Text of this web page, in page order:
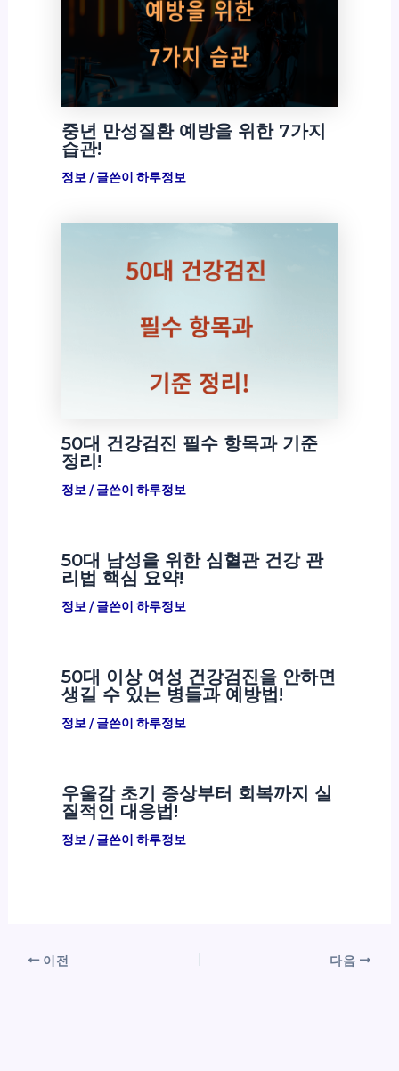
중년 만성질환 예방을 위한 7가지
습관!
정보/ 글쓴이 하루정보
50대 건강검진 필수 항목과 기준
정리!
정보/ 글쓴이 하루정보
50대 남성을 위한 심혈관 건강 관
리법 핵심 요약!
정보/ 글쓴이 하루정보
50대 이상 여성 건강검진을 안하면
생길 수 있는 병들과 예방법!
정보/ 글쓴이 하루정보
우울감 초기 증상부터 회복까지 실
질적인 대응법!
정보/ 글쓴이 하루정보
이전 다음